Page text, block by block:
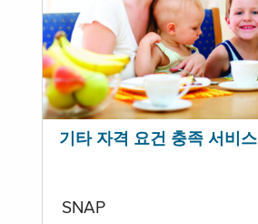
기타 자격 요건 충족 서비스
SNAP